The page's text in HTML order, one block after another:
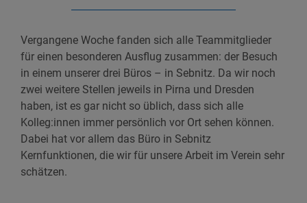
Vergangene Woche fanden sich alle Teammitglieder
für einen besonderen Ausflug zusammen: der Besuch
in einem unserer drei Büros – in Sebnitz. Da wir noch
zwei weitere Stellen jeweils in Pirna und Dresden
haben, ist es gar nicht so üblich, dass sich alle
Kolleg:innen immer persönlich vor Ort sehen können.
Dabei hat vor allem das Büro in Sebnitz
Kernfunktionen, die wir für unsere Arbeit im Verein sehr
schätzen.